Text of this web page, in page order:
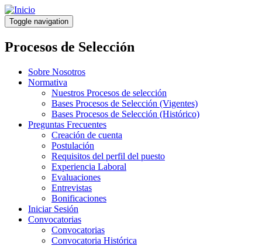
Pasar
al
contenido
principal
Toggle navigation
Procesos de Selección
Sobre Nosotros
Normativa
Nuestros Procesos de selección
Bases Procesos de Selección (Vigentes)
Bases Procesos de Selección (Histórico)
Preguntas Frecuentes
Creación de cuenta
Postulación
Requisitos del perfil del puesto
Experiencia Laboral
Evaluaciones
Entrevistas
Bonificaciones
Iniciar Sesión
Convocatorias
Convocatorias
Convocatoria Histórica